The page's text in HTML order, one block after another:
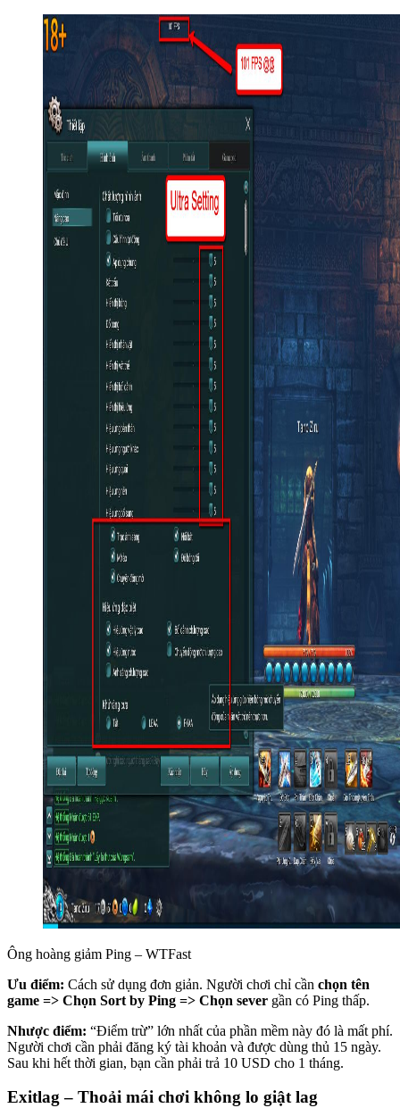
Ông hoàng giảm Ping – WTFast
Ưu điểm: Cách sử dụng đơn giản. Người chơi chỉ cần chọn tên
game => Chọn Sort by Ping => Chọn sever gần có Ping thấp.
Nhược điểm: “Điểm trừ” lớn nhất của phần mềm này đó là mất phí.
Người chơi cần phải đăng ký tài khoản và được dùng thủ 15 ngày.
Sau khi hết thời gian, bạn cần phải trả 10 USD cho 1 tháng.
Exitlag – Thoải mái chơi không lo giật lag